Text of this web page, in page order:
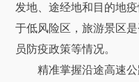
发地、途经地和目的地
于低风险区，旅游景区
员防疫政策等情况。
精准掌握沿途高速公